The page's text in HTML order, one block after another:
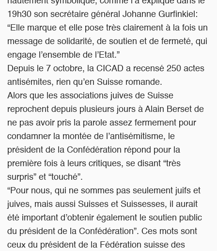
19h30 son secrétaire général Johanne Gurfinkiel:
“Elle marque et elle pose très clairement à la fois un
message de solidarité, de soutien et de fermeté, qui
engage l’ensemble de l’Etat.”
Depuis le 7 octobre, la CICAD a recensé 250 actes
antisémites, rien qu’en Suisse romande.
Alors que les associations juives de Suisse
reprochent depuis plusieurs jours à Alain Berset de
ne pas avoir pris la parole assez fermement pour
condamner la montée de l’antisémitisme, le
président de la Confédération répond pour la
première fois à leurs critiques, se disant “très
surpris” et “touché”.
“Pour nous, qui ne sommes pas seulement juifs et
juives, mais aussi Suisses et Suissesses, il aurait
été important d’obtenir également le soutien public
du président de la Confédération”. Ces mots sont
ceux du président de la Fédération suisse des